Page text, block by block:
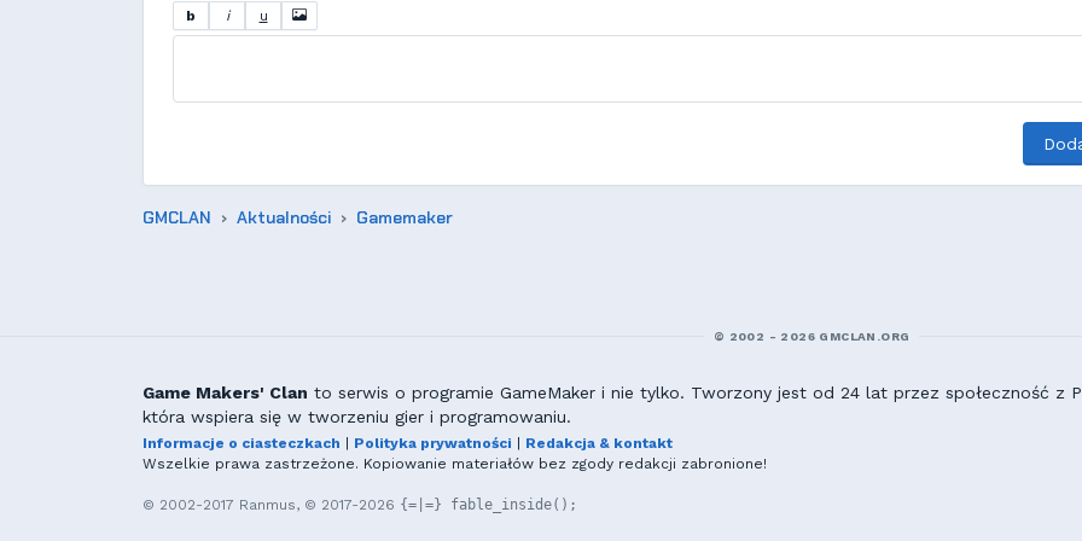
b i u
GMCLAN Aktualności Gamemaker
© 2002 - 2026 GMCLAN.ORG
Game Makers' Clan to serwis o programie GameMaker i nie tylko. Tworzony jest od 24 lat przez społeczność z
która wspiera się w tworzeniu gier i programowaniu.
Informacje o ciasteczkach Polityka prywatności
Redakcja & kontakt
Wszelkie prawa zastrzeżone. Kopiowanie materiałów bez zgody redakcji zabronione!
© 2002-2017 Ranmus, © 2017-2026 {=|=} fable_inside();